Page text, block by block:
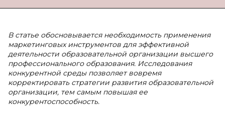
В статье обосновывается необходимость применения
маркетинговых инструментов для эффективной
деятельности образовательной организации высшего
профессионального образования. Исследования
конкурентной среды позволяет вовремя
корректировать стратегии развития образовательной
организации, тем самым повышая ее
конкурентоспособность.